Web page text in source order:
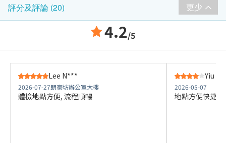
評分及評論 (20) 更少
4.2/5
Lee N***
2026-07-27朗豪坊辦公室大樓
體檢地點方便, 流程順暢
Yiu
2026-05-07
地點方便快捷